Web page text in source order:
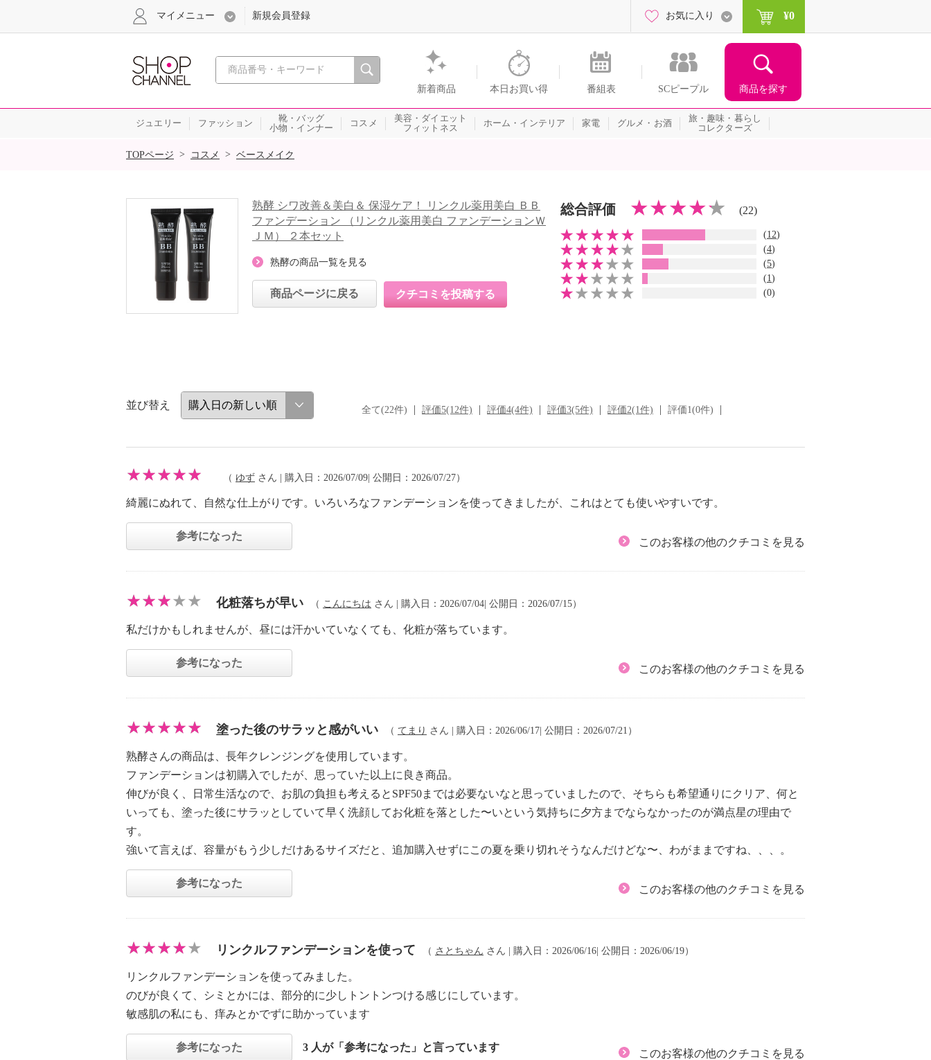
心おどる、瞬間を。通販・テレビショッピングのショップチャンネル
新着商品 本日お買い得 番組表 SCピープル 商品を探す
マイメニュー 新規会員登録 お気に入り ¥0
ジュエリー ファッション
靴・バッグ
小物・インナー
コスメ
美容・ダイエット
フィットネス
ホーム・インテリア 家電 グルメ・お酒
旅・趣味・暮らし
コレクターズ
SALE
TOPページ > コスメ > ベースメイク
熟酵 シワ改善＆美白＆ 保湿ケア！ リンクル薬用美白 ＢＢ
ファンデーション （リンクル薬用美白 ファンデーションＷ
ＪＭ） ２本セット
熟酵の商品一覧を見る
商品ページに戻る クチコミを投稿する
総合評価 (22)
(12)
(4)
(5)
(1 )
(0)
並び替え 全て(22件) 評価5(12件) 評価4(4件) 評価3(5件) 評価2(1件) 評価1(0件)
（ ゆず さん | 購入日：2026/07/09| 公開日：2026/07/27）
綺麗にぬれて、自然な仕上がりです。いろいろなファンデーションを使ってきましたが、これはとても使いやすいです。
参考になった
このお客様の他のクチコミを見る
化粧落ちが早い （ こんにちは さん | 購入日：2026/07/04| 公開日：2026/07/15）
私だけかもしれませんが、昼には汗かいていなくても、化粧が落ちています。
参考になった
このお客様の他のクチコミを見る
塗った後のサラッと感がいい （ てまり さん | 購入日：2026/06/17| 公開日：2026/07/21）
熟酵さんの商品は、長年クレンジングを使用しています。
ファンデーションは初購入でしたが、思っていた以上に良き商品。
伸びが良く、日常生活なので、お肌の負担も考えるとSPF50までは必要ないなと思っていましたので、そちらも希望通りにクリア、何と
いっても、塗った後にサラッとしていて早く洗顔してお化粧を落とした〜いという気持ちに夕方までならなかったのが満点星の理由で
す。
強いて言えば、容量がもう少しだけあるサイズだと、追加購入せずにこの夏を乗り切れそうなんだけどな〜、わがままですね、、、。
参考になった
このお客様の他のクチコミを見る
リンクルファンデーションを使って （ さとちゃん さん | 購入日：2026/06/16| 公開日：2026/06/19）
リンクルファンデーションを使ってみました。
のびが良くて、シミとかには、部分的に少しトントンつける感じにしています。
敏感肌の私にも、痒みとかでずに助かっています
参考になった 3 人が「参考になった」と言っています
このお客様の他のクチコミを見る